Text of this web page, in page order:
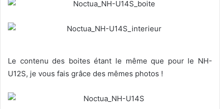
Le contenu des boites étant le même que pour le NH-
U12S, je vous fais grâce des mêmes photos !